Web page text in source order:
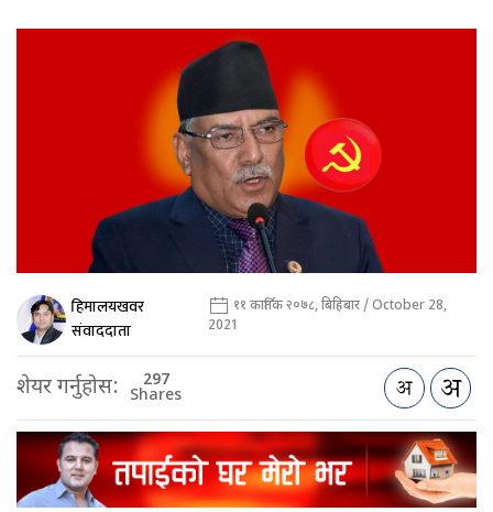
हिमालयखवर
संवाददाता
११ कार्तिक २०७८, बिहिबार / October 28,
2021
शेयर गर्नुहोस: 297
Shares